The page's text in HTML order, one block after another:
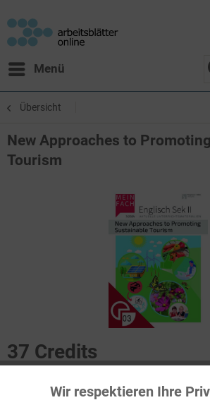
Menü
Übersicht
New Approaches to
Tourism
37 Credits
FunktionaleWir respektieren Ihre